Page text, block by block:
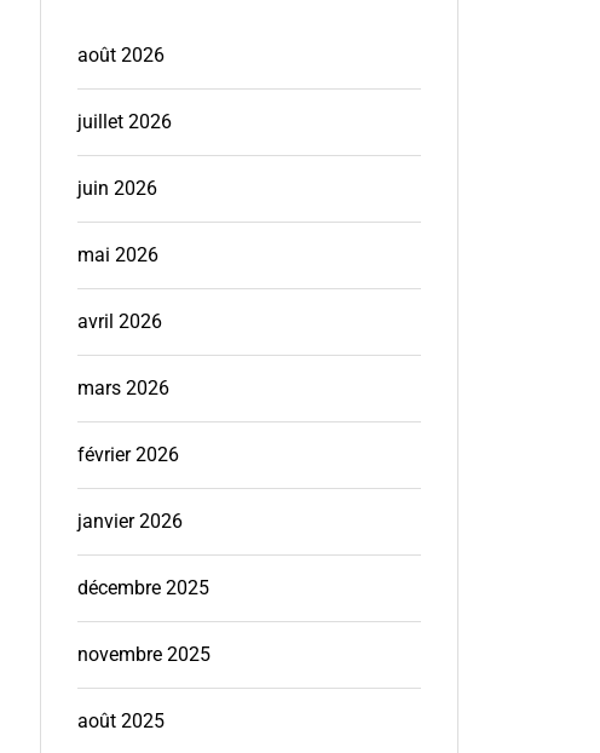
août 2026
juillet 2026
juin 2026
mai 2026
avril 2026
mars 2026
février 2026
janvier 2026
décembre 2025
novembre 2025
août 2025